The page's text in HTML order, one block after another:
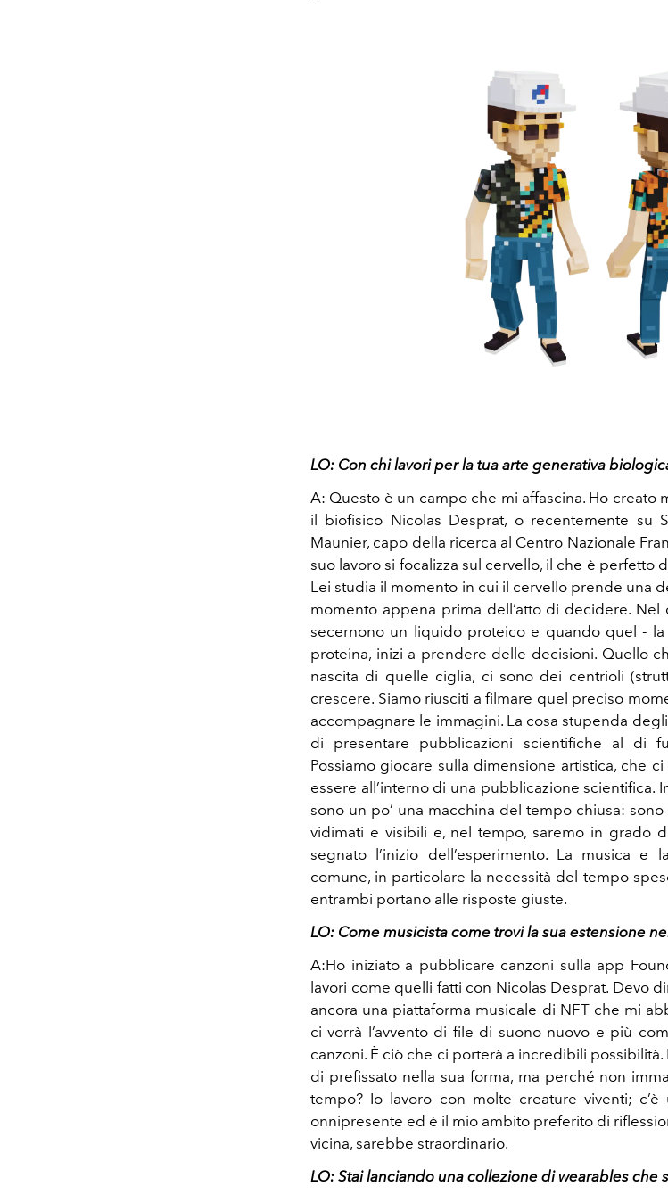
LO: Con chi lavori per la tua arte generativa
A: Questo è un campo che mi affascina. Ho creato
il biofisico Nicolas Desprat, o recentemente su
Maunier, capo della ricerca al Centro Nazionale
suo lavoro si focalizza sul cervello, il che è perfetto
Lei studia il momento in cui il cervello prende una
momento appena prima dell’atto di decidere.
secernono un liquido proteico e quando quel - la
proteina, inizi a prendere delle decisioni. Quello
nascita di quelle ciglia, ci sono dei centrioli
crescere. Siamo riusciti a filmare quel preciso
accompagnare le immagini. La cosa stupenda
di presentare pubblicazioni scientifiche al di
Possiamo giocare sulla dimensione artistica, che
essere all’interno di una pubblicazione scientifica.
sono un po’ una macchina del tempo chiusa:
vidimati e visibili e, nel tempo, saremo in grado
segnato l’inizio dell’esperimento. La musica
comune, in particolare la necessità del tempo
entrambi portano alle risposte giuste.
LO: Come musicista come trovi la sua estensione
A:Ho iniziato a pubblicare canzoni sulla app
lavori come quelli fatti con Nicolas Desprat. Devo
ancora una piattaforma musicale di NFT che mi
ci vorrà l’avvento di file di suono nuovo e più
canzoni. È ciò che ci porterà a incredibili
di prefissato nella sua forma, ma perché non
tempo? Io lavoro con molte creature viventi; c’è
onnipresente ed è il mio ambito preferito di
vicina, sarebbe straordinario.
LO: Stai lanciando una collezione di wearables che